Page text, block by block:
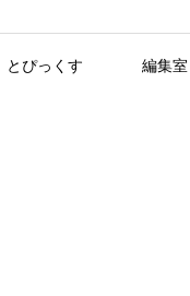
とぴっくす 編集室